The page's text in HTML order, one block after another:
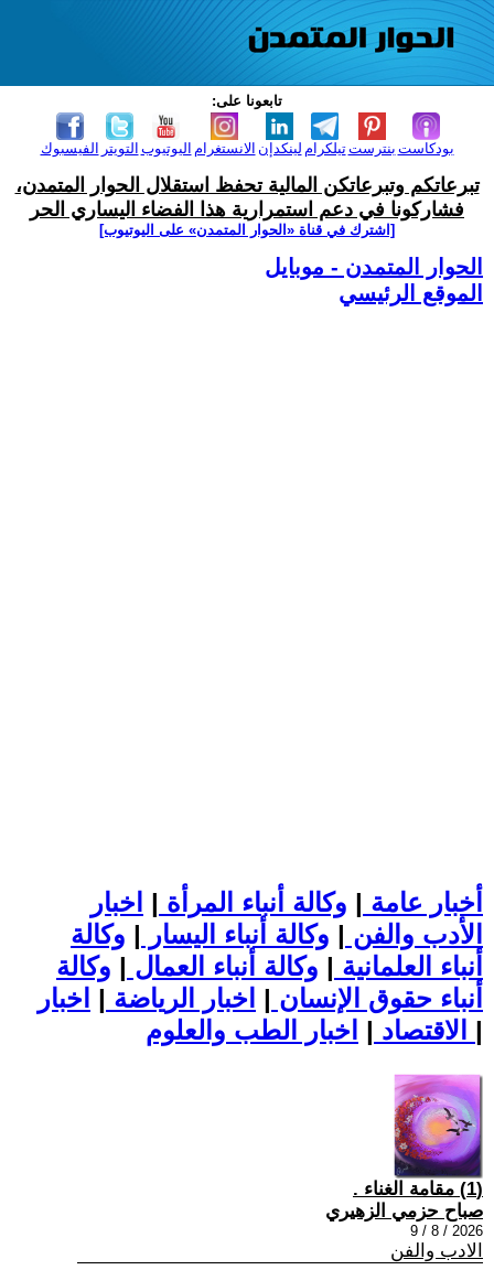
تابعونا على:
الفيسبوك التويتر اليوتيوب الانستغرام لينكدإن تيلكرامبنترست بودكاست
تبرعاتكم وتبرعاتكن المالية تحفظ استقلال الحوار المتمدن،
فشاركونا في دعم استمرارية هذا الفضاء اليساري الحر
[اشترك في قناة ‫«الحوار المتمدن» على اليوتيوب]
الحوار المتمدن - موبايل
الموقع الرئيسي
أخبار عامة | وكالة أنباء المرأة | اخبار
الأدب والفن | وكالة أنباء اليسار | وكالة
أنباء العلمانية | وكالة أنباء العمال | وكالة
أنباء حقوق الإنسان | اخبار الرياضة | اخبار
الاقتصاد | |
(1) مقامة الغناء .
صباح حزمي الزهيري
2026 / 8 / 9
الادب والفن